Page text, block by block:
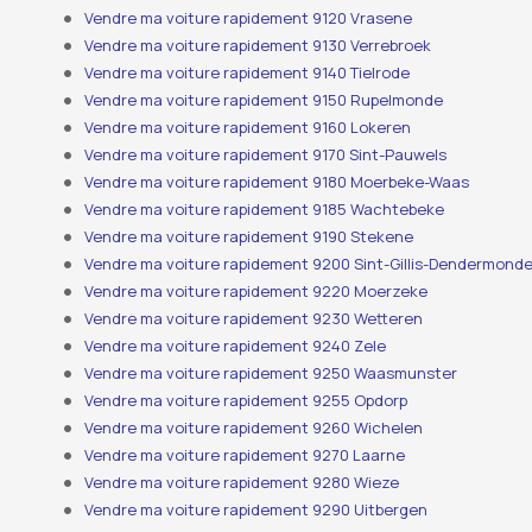
Vendre ma voiture rapidement 9120 Vrasene
Vendre ma voiture rapidement 9130 Verrebroek
Vendre ma voiture rapidement 9140 Tielrode
Vendre ma voiture rapidement 9150 Rupelmonde
Vendre ma voiture rapidement 9160 Lokeren
Vendre ma voiture rapidement 9170 Sint-Pauwels
Vendre ma voiture rapidement 9180 Moerbeke-Waas
Vendre ma voiture rapidement 9185 Wachtebeke
Vendre ma voiture rapidement 9190 Stekene
Vendre ma voiture rapidement 9200 Sint-Gillis-
Vendre ma voiture rapidement 9220 Moerzeke
Vendre ma voiture rapidement 9230 Wetteren
Vendre ma voiture rapidement 9240 Zele
Vendre ma voiture rapidement 9250 Waasmunster
Vendre ma voiture rapidement 9255 Opdorp
Vendre ma voiture rapidement 9260 Wichelen
Vendre ma voiture rapidement 9270 Laarne
Vendre ma voiture rapidement 9280 Wieze
Vendre ma voiture rapidement 9290 Uitbergen